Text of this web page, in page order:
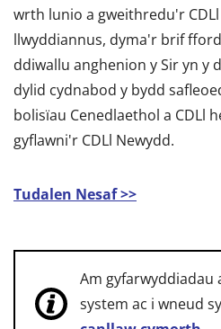
wrth lunio a gweithredu'r
llwyddiannus, dyma'r brif
ddiwallu anghenion y Sir yn y
dylid cydnabod y bydd
bolisïau Cenedlaethol a CDLl
gyflawni'r CDLl Newydd.
Tudalen Nesaf >>
Am gyfarwyddiadau
system ac i wneud